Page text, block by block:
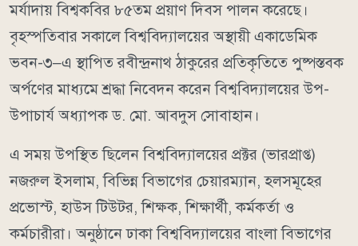
মর্যাদায় বিশ্বকবির ৮৫তম প্রয়াণ দিবস পালন করেছে।
বৃহস্পতিবার সকালে বিশ্ববিদ্যালয়ের অস্থায়ী একাডেমিক
ভবন-৩–এ স্থাপিত রবীন্দ্রনাথ ঠাকুরের প্রতিকৃতিতে পুষ্পস্তবক
অর্পণের মাধ্যমে শ্রদ্ধা নিবেদন করেন বিশ্ববিদ্যালয়ের উপ-
উপাচার্য অধ্যাপক ড. মো. আবদুস সোবাহান।
এ সময় উপস্থিত ছিলেন বিশ্ববিদ্যালয়ের প্রক্টর (ভারপ্রাপ্ত)
নজরুল ইসলাম, বিভিন্ন বিভাগের চেয়ারম্যান, হলসমূহের
প্রভোস্ট, হাউস টিউটর, শিক্ষক, শিক্ষার্থী, কর্মকর্তা ও
কর্মচারীরা। অনুষ্ঠানে ঢাকা বিশ্ববিদ্যালয়ের বাংলা বিভাগের